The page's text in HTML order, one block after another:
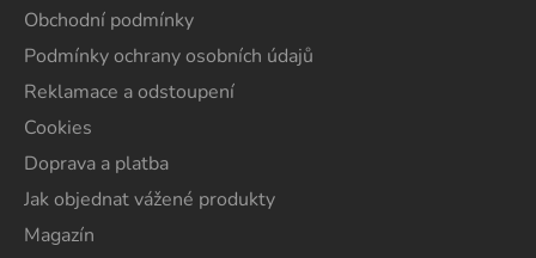
Obchodní podmínky
Podmínky ochrany osobních údajů
Reklamace a odstoupení
Cookies
Doprava a platba
Jak objednat vážené produkty
Magazín